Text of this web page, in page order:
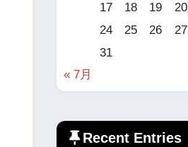
17
18 19 20
24
25 26 27
31
« 7月
Recent Entries